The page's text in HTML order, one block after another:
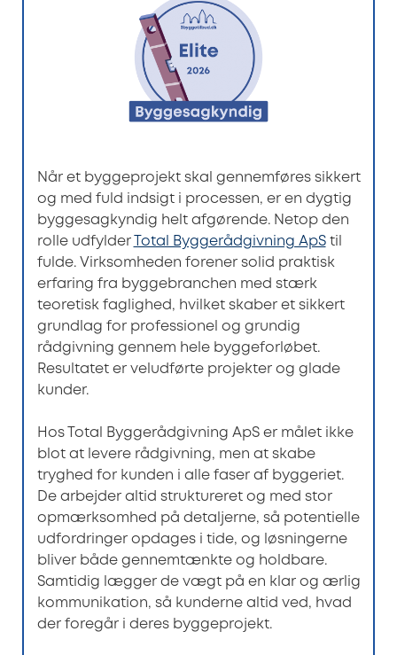
Når et byggeprojekt skal gennemføres sikkert
og med fuld indsigt i processen, er en dygtig
byggesagkyndig helt afgørende. Netop den
rolle udfylder
Total Byggerådgivning ApStil
fulde. Virksomheden forener solid praktisk
erfaring fra byggebranchen med stærk
teoretisk faglighed, hvilket skaber et sikkert
grundlag for professionel og grundig
rådgivning gennem hele byggeforløbet.
Resultatet er veludførte projekter og glade
kunder.
Hos Total Byggerådgivning ApS er målet ikke
blot at levere rådgivning, men at skabe
tryghed for kunden i alle faser af byggeriet.
De arbejder altid struktureret og med stor
opmærksomhed på detaljerne, så potentielle
udfordringer opdages i tide, og løsningerne
bliver både gennemtænkte og holdbare.
Samtidig lægger de vægt på en klar og ærlig
kommunikation, så kunderne altid ved, hvad
der foregår i deres byggeprojekt.